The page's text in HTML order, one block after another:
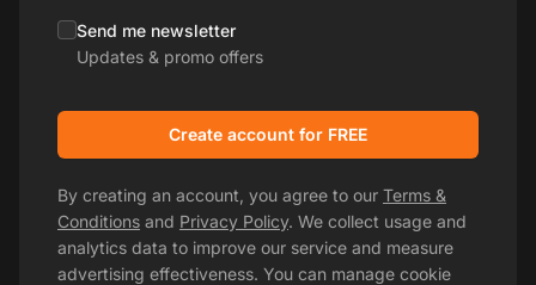
Send me newsletter
Updates & promo offers
Create account for FREE
By creating an account, you agree to our Terms &
Conditions and Privacy Policy. We collect usage and
analytics data to improve our service and measure
advertising effectiveness. You can manage cookie